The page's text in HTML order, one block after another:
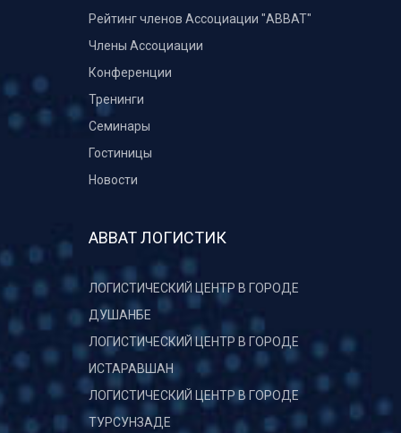
Рейтинг членов Ассоциации "АВВАТ"
Члены Ассоциации
Конференции
Тренинги
Семинары
Гостиницы
Новости
АВВАТ ЛОГИСТИК
ЛОГИСТИЧЕСКИЙ ЦЕНТР В ГОРОДЕ
ДУШАНБЕ
ЛОГИСТИЧЕСКИЙ ЦЕНТР В ГОРОДЕ
ИСТАРАВШАН
ЛОГИСТИЧЕСКИЙ ЦЕНТР В ГОРОДЕ
ТУРСУНЗАДЕ